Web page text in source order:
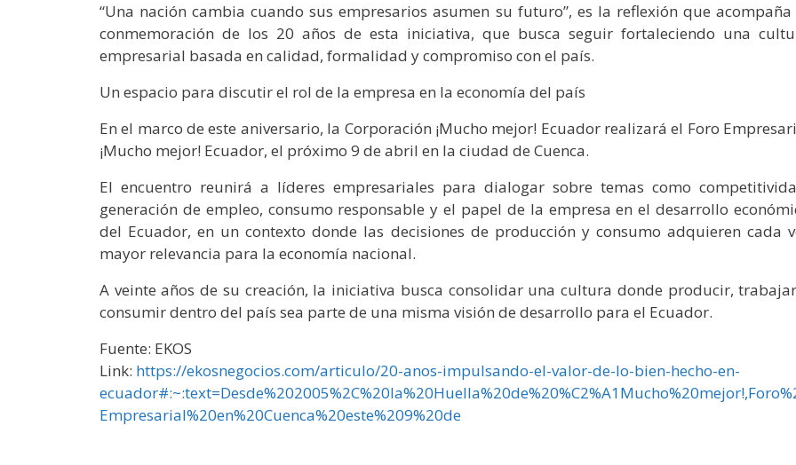
“Una nación cambia cuando sus empresarios asumen su futuro”, es la reflexión que acompaña
conmemoración de los 20 años de esta iniciativa, que busca seguir fortaleciendo una
empresarial basada en calidad, formalidad y compromiso con el país.
Un espacio para discutir el rol de la empresa en la economía del país
En el marco de este aniversario, la Corporación ¡Mucho mejor! Ecuador realizará el Foro
¡Mucho mejor! Ecuador, el próximo 9 de abril en la ciudad de Cuenca.
El encuentro reunirá a líderes empresariales para dialogar sobre temas como
generación de empleo, consumo responsable y el papel de la empresa en el desarrollo
del Ecuador, en un contexto donde las decisiones de producción y consumo adquieren cada
mayor relevancia para la economía nacional.
A veinte años de su creación, la iniciativa busca consolidar una cultura donde producir,
consumir dentro del país sea parte de una misma visión de desarrollo para el Ecuador.
Fuente: EKOS
Link: https://ekosnegocios.com/articulo/20-anos-impulsando-el-valor-de-lo-bien-hecho-en-
Empresarial%20en%20Cuenca%20este%209%20de